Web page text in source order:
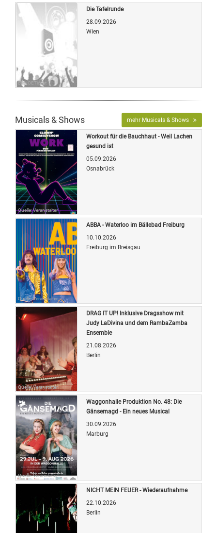
Bild: OETicket
Die Tafelrunde
28.09.2026
Wien
Musicals & Shows mehr Musicals & Shows
Quelle: Veranstalter
Workout für die Bauchhaut - Weil Lachen
gesund ist
05.09.2026
Osnabrück
Quelle: Veranstalter
ABBA - Waterloo im Bällebad Freiburg
10.10.2026
Freiburg im Breisgau
Quelle: Veranstalter
DRAG IT UP! Inklusive Dragsshow mit
Judy LaDivina und dem RambaZamba
Ensemble
21.08.2026
Berlin
Quelle: Veranstalter
Waggonhalle Produktion No. 48: Die
Gänsemagd - Ein neues Musical
30.09.2026
Marburg
NICHT MEIN FEUER - Wiederaufnahme
22.10.2026
Berlin